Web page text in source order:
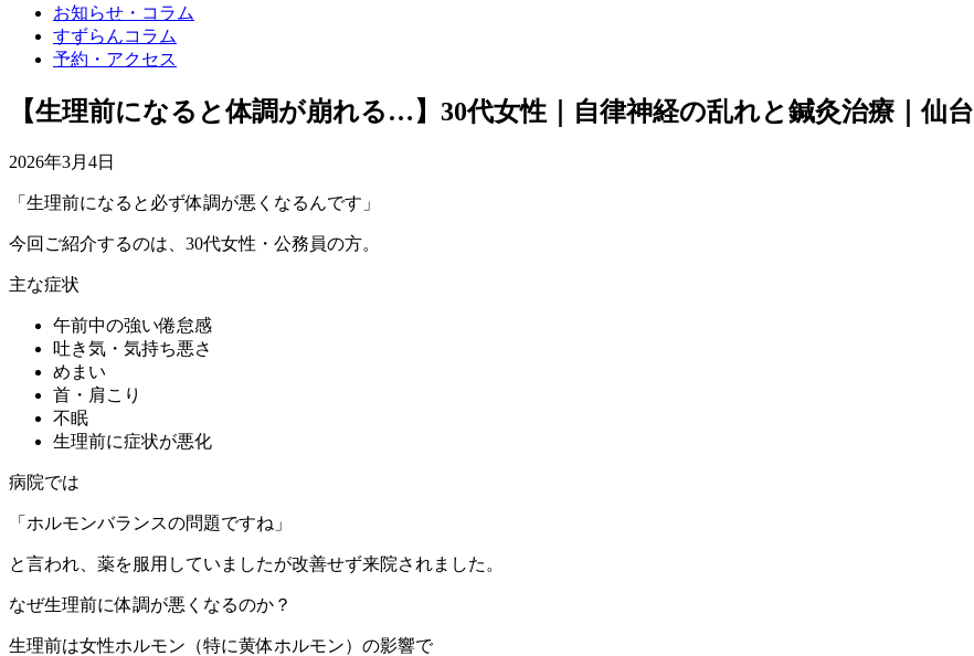
お知らせ・コラム
すずらんコラム
予約・アクセス
【生理前になると体調が崩れる…】30代女性｜自律神経の乱れと鍼灸治療｜仙台
2026年3月4日
「生理前になると必ず体調が悪くなるんです」
今回ご紹介するのは、30代女性・公務員の方。
主な症状
午前中の強い倦怠感
吐き気・気持ち悪さ
めまい
首・肩こり
不眠
生理前に症状が悪化
病院では
「ホルモンバランスの問題ですね」
と言われ、薬を服用していましたが改善せず来院されました。
なぜ生理前に体調が悪くなるのか？
生理前は女性ホルモン（特に黄体ホルモン）の影響で